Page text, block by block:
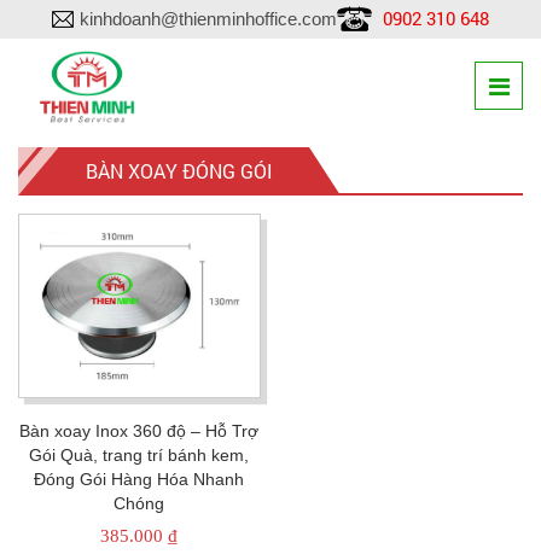
kinhdoanh@thienminhoffice.com 0902 310 648
BÀN XOAY ĐÓNG GÓI
Bàn xoay Inox 360 độ – Hỗ Trợ
Gói Quà, trang trí bánh kem,
Đóng Gói Hàng Hóa Nhanh
Chóng
385.000₫